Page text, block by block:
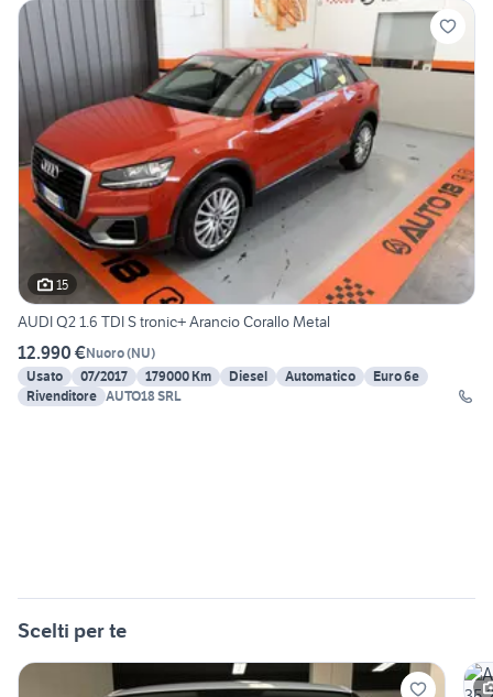
15
AUDI Q2 1.6 TDI S tronic+ Arancio Corallo Metal
12.990 €Nuoro(NU)
Usato
07/2017 179000 Km Diesel Automatico
Euro 6e
Rivenditore AUTO18 SRL
Scelti per te